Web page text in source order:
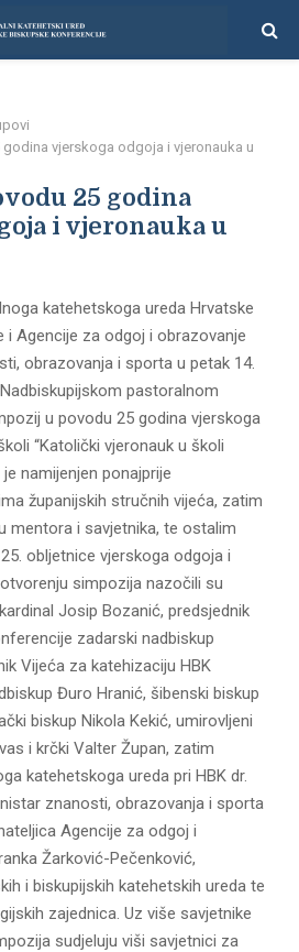
vjerskoga odgoja i vjeronauka u
25 godina
i vjeronauka u
katehetskoga ureda Hrvatske
i Agencije za odgoj i obrazovanje
obrazovanja i sporta u petak 14.
pastoralnom
u povodu 25 godina vjerskoga
“Katolički vjeronauk u školi
je namijenjen ponajprije
županijskih stručnih vijeća, zatim
mentora i savjetnika, te ostalim
obljetnice vjerskoga odgoja i
simpozija nazočili su
Josip Bozanić, predsjednik
zadarski nadbiskup
Vijeća za katehizaciju HBK
Đuro Hranić, šibenski biskup
biskup Nikola Kekić, umirovljeni
i krčki Valter Župan, zatim
katehetskoga ureda pri HBK dr.
znanosti, obrazovanja i sporta
Agencije za odgoj i
Žarković-Pečenković,
i biskupijskih katehetskih ureda te
zajednica. Uz više savjetnike
sudjeluju viši savjetnici za